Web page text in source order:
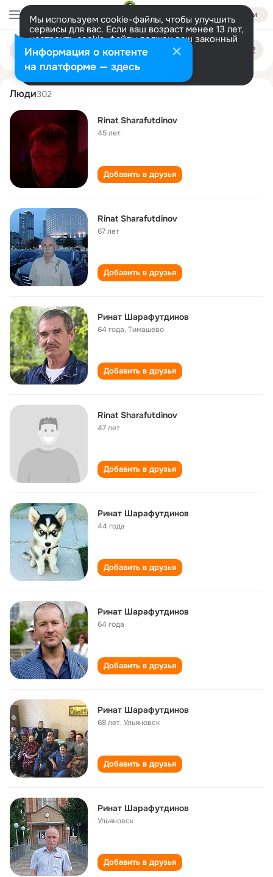
Войти
Мы используем cookie-файлы, чтобы улучшить
сервисы для вас. Если ваш возраст менее 13 лет,
настроить cookie-файлы должен ваш законный
представитель. Больше информации
Разрешить все Настроить
Поиск
людям
rinat sharafutdinov
Люди302
Rinat Sharafutdinov
45 лет
Добавить в друзья
Rinat Sharafutdinov
67 лет
Добавить в друзья
Ринат Шарафутдинов
64 года,Тимашево
Добавить в друзья
Rinat Sharafutdinov
47 лет
Добавить в друзья
Ринат Шарафутдинов
44 года
Добавить в друзья
Ринат Шарафутдинов
64 года
Добавить в друзья
Ринат Шарафутдинов
68 лет,Ульяновск
Добавить в друзья
Ринат Шарафутдинов
Ульяновск
Добавить в друзья
Информация о контенте
на платформе — здесь